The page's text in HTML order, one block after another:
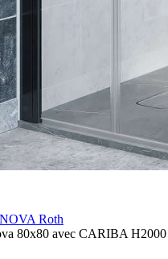
Roth
80x80 avec CARIBA